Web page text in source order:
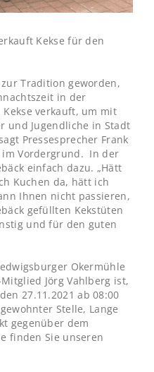
Kekse für den
Tradition geworden,
in der
verkauft, um mit
und Jugendliche in Stadt
Pressesprecher Frank
im Vordergrund. In der
einfach dazu. „Hätt
Kuchen da, hätt ich
Ihnen nicht passieren,
gefüllten Kekstüten
und für den guten
Okermühle
Jörg Vahlberg ist,
27.11.2021 ab 08:00
Stelle, Lange
gegenüber dem
finden Sie unseren